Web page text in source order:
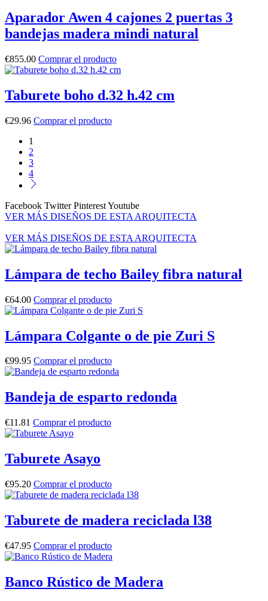
Aparador Awen 4 cajones 2 puertas 3
bandejas madera mindi natural
€855.00 Comprar el producto
Taburete boho d.32 h.42 cm
€29.96 Comprar el producto
1
2
3
4
Facebook Twitter PinterestYoutube
VER MÁS DISEÑOS DE ESTA ARQUITECTA
VER MÁS DISEÑOS DE ESTA ARQUITECTA
Lámpara de techo Bailey fibra natural
€64.00 Comprar el producto
Lámpara Colgante o de pie Zuri S
€99.95 Comprar el producto
Bandeja de esparto redonda
€11.81 Comprar el producto
Taburete Asayo
€95.20 Comprar el producto
Taburete de madera reciclada l38
€47.95 Comprar el producto
Banco Rústico de Madera